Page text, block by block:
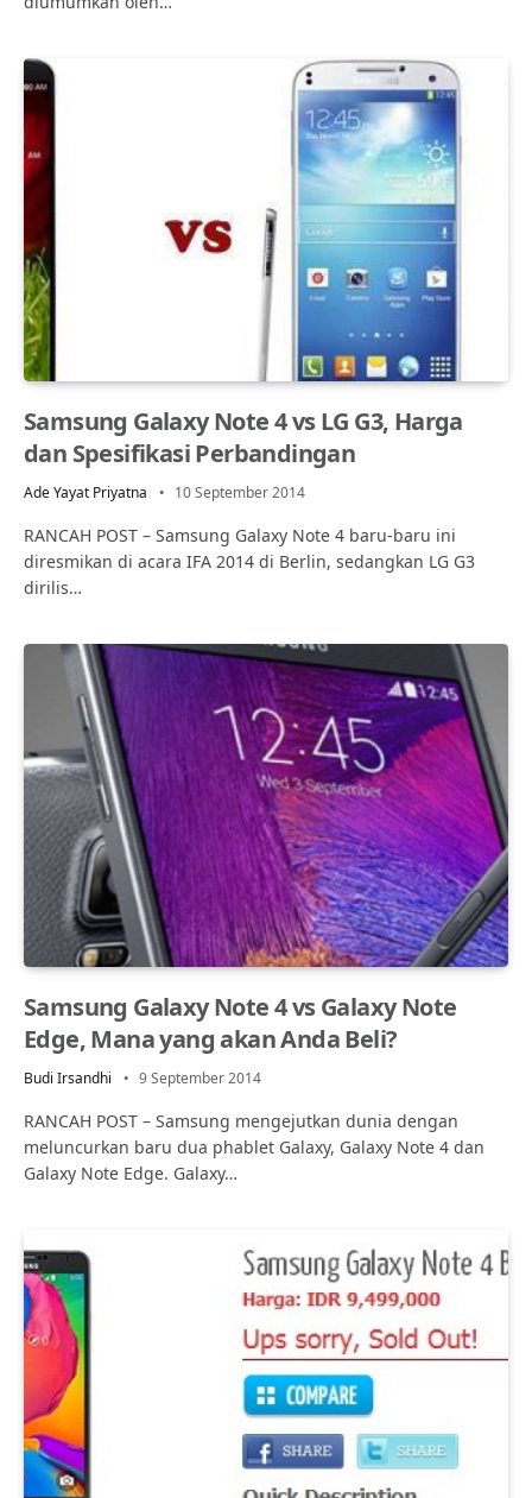
Samsung Galaxy Note 4 vs LG G3, Harga
dan Spesifikasi Perbandingan
Ade Yayat Priyatna 10 September 2014
RANCAH POST – Samsung Galaxy Note 4 baru-baru ini
diresmikan di acara IFA 2014 di Berlin, sedangkan LG G3
dirilis…
Samsung Galaxy Note 4 vs Galaxy Note
Edge, Mana yang akan Anda Beli?
Budi Irsandhi 9 September 2014
RANCAH POST – Samsung mengejutkan dunia dengan
meluncurkan baru dua phablet Galaxy, Galaxy Note 4 dan
Galaxy Note Edge. Galaxy…